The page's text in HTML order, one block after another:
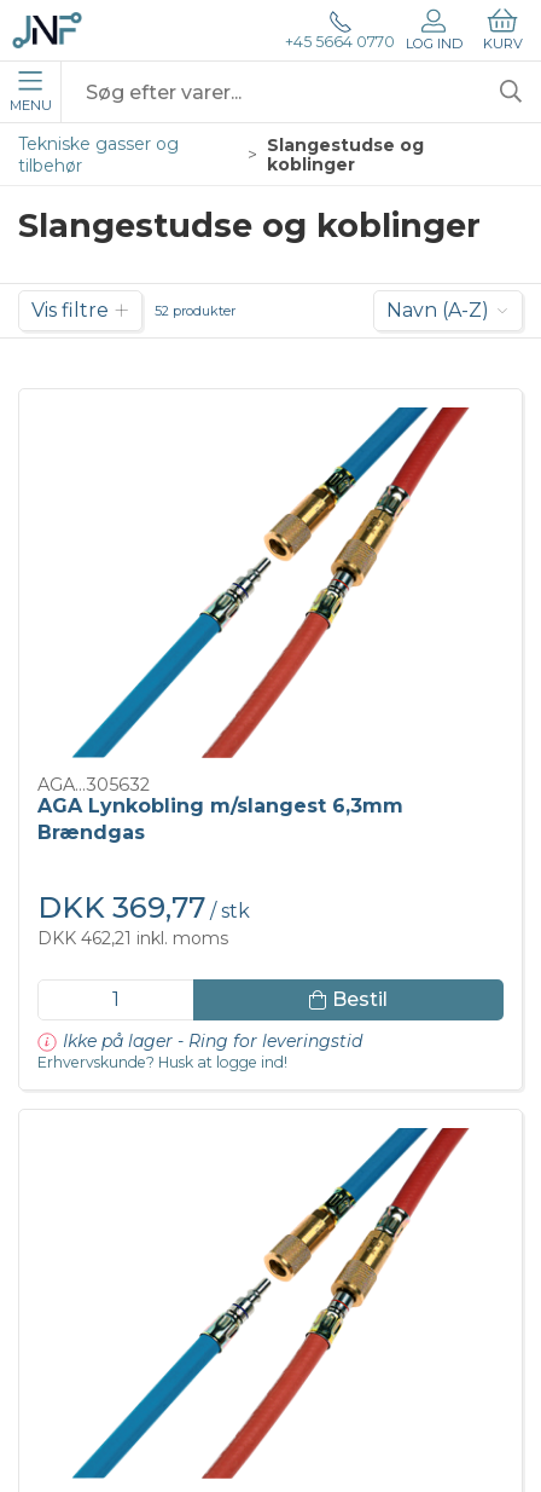
+45 5664 0770 LOG IND KURV
MENU
Tekniske gasser og
tilbehør
Slangestudse og
koblinger
Slangestudse og koblinger
Vis filtre 52 produkter Navn (A-Z)
AGA...305632
AGA Lynkobling m/slangest 6,3mm
Brændgas
DKK 369,77 / stk
DKK 462,21 inkl. moms
Bestil
Ikke på lager - Ring for leveringstid
Erhvervskunde? Husk at logge ind!